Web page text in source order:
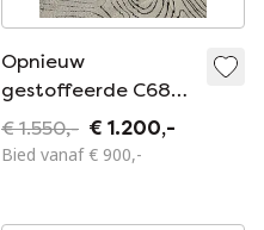
Opnieuw
gestoffeerde C683
Artifort Kho Liang
Bank
€ 1.550,- € 1.200,-
Bied vanaf € 900,-